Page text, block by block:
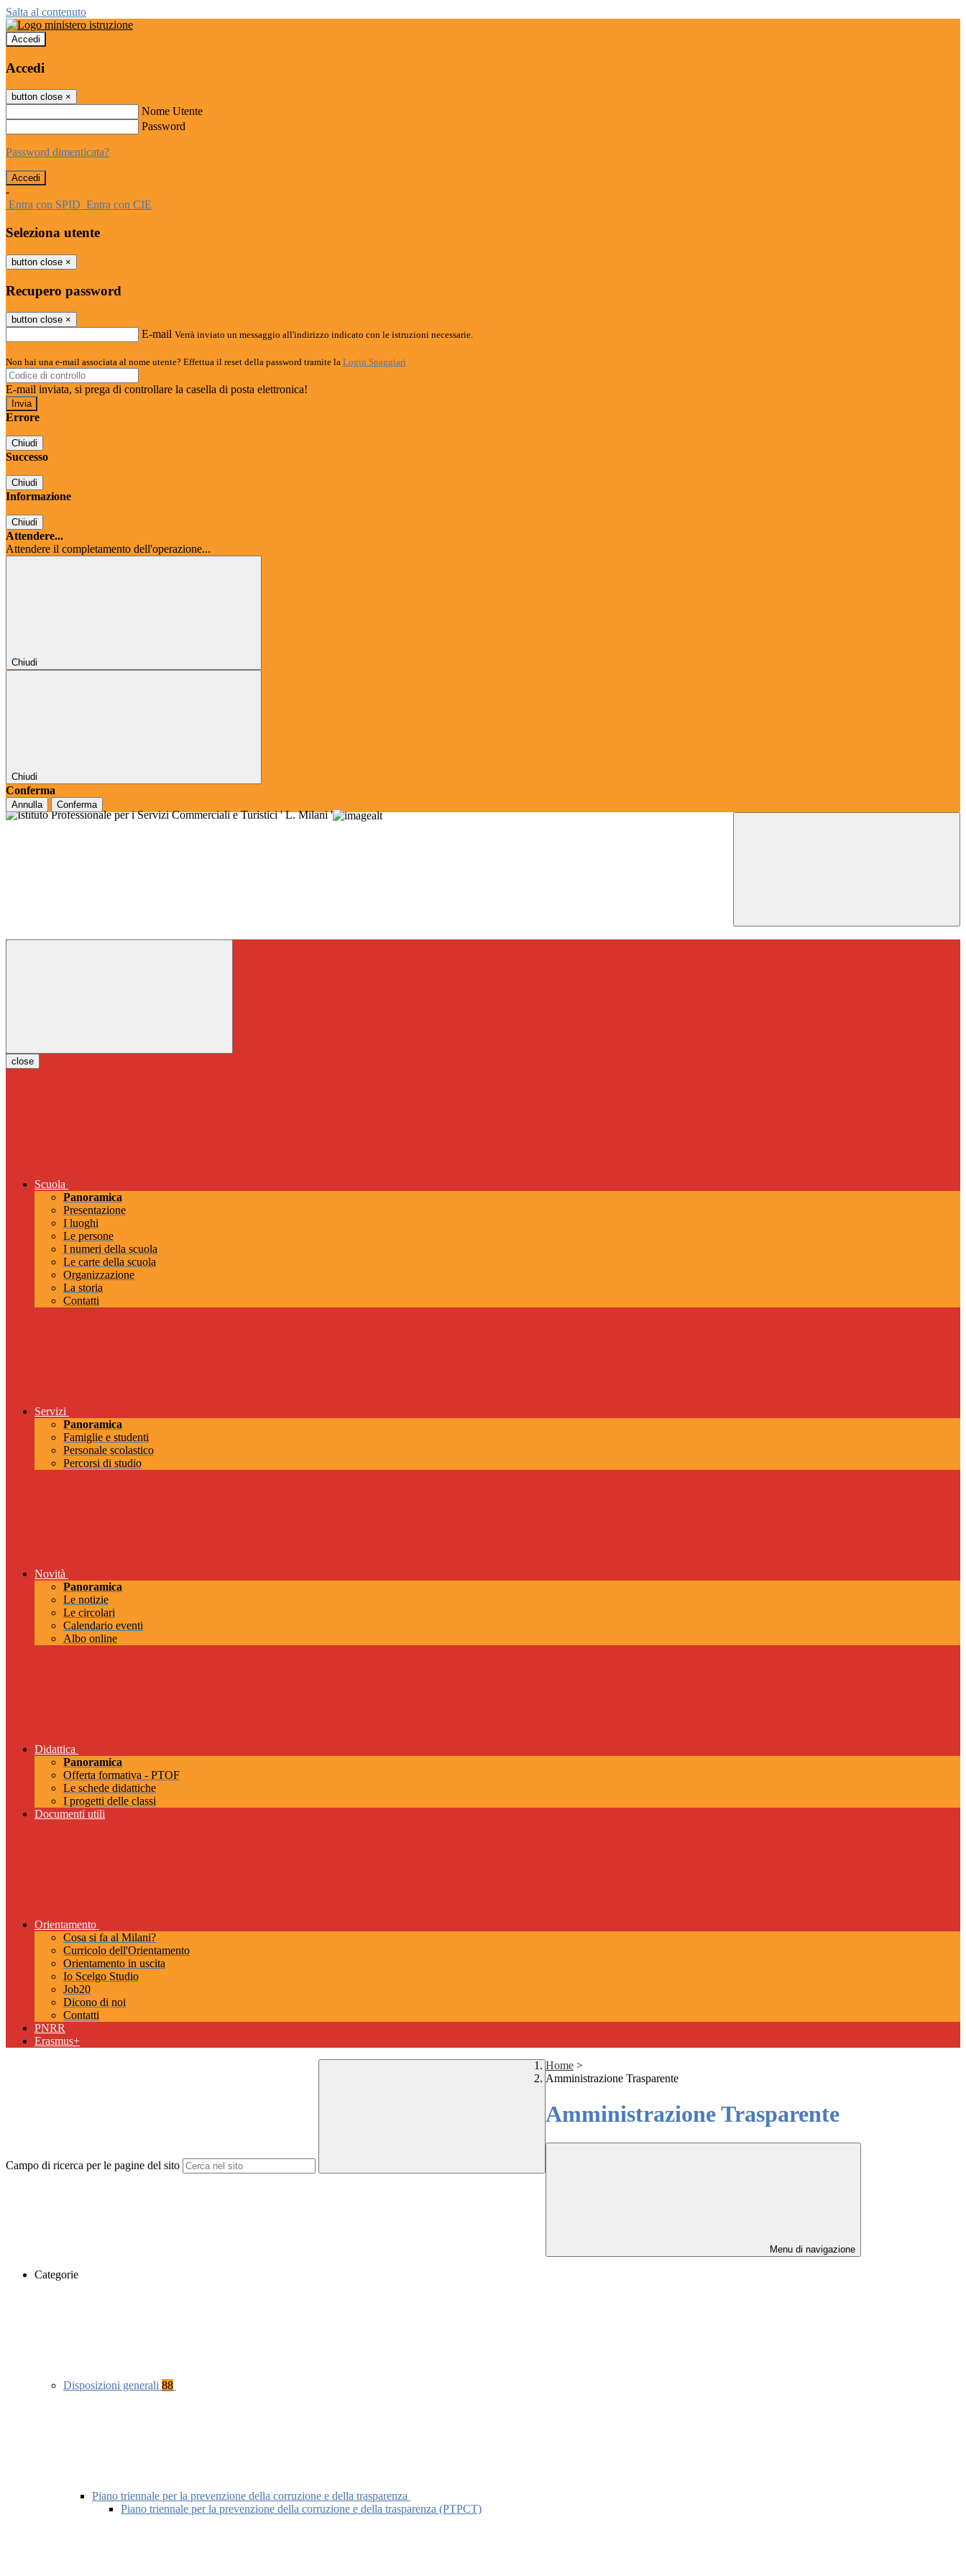
Salta al contenuto
Accedi
Accedi
button close ×
Nome Utente
Password
Password dimenticata?
-
Entra con SPID Entra con CIE
Seleziona utente
button close ×
Recupero password
button close ×
E-mail Verrà inviato un messaggio all'indirizzo indicato con le istruzioni necessarie.
Non hai una e-mail associata al nome utente? Effettua il reset della password tramite la Login Spaggiari
E-mail inviata, si prega di controllare la casella di posta elettronica!
Errore
Chiudi
Successo
Chiudi
Informazione
Chiudi
Attendere...
Attendere il completamento dell'operazione...
Chiudi
Chiudi
Conferma
Annulla Conferma
close
Scuola
Panoramica
Presentazione
I luoghi
Le persone
I numeri della scuola
Le carte della scuola
Organizzazione
La storia
Contatti
Servizi
Panoramica
Famiglie e studenti
Personale scolastico
Percorsi di studio
Novità
Panoramica
Le notizie
Le circolari
Calendario eventi
Albo online
Didattica
Panoramica
Offerta formativa - PTOF
Le schede didattiche
I progetti delle classi
Documenti utili
Orientamento
Cosa si fa al Milani?
Curricolo dell'Orientamento
Orientamento in uscita
Io Scelgo Studio
Job20
Dicono di noi
Contatti
PNRR
Erasmus+
Campo di ricerca per le pagine del sito
Home >
Amministrazione Trasparente
Amministrazione Trasparente
Menu di navigazione
Categorie
Disposizioni generali 88
Piano triennale per la prevenzione della corruzione e della trasparenza
Piano triennale per la prevenzione della corruzione e della trasparenza (PTPCT)